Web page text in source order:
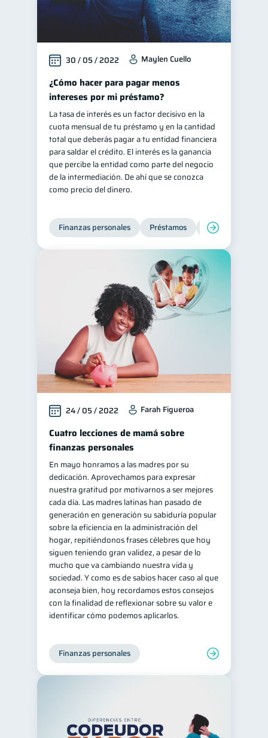
30 / 05 / 2022 Maylen Cuello
¿Cómo hacer para pagar menos
intereses por mi préstamo?
La tasa de interés es un factor decisivo en la
cuota mensual de tu préstamo y en la cantidad
total que deberás pagar a tu entidad financiera
para saldar el crédito. El interés es la ganancia
que percibe la entidad como parte del negocio
de la intermediación. De ahí que se conozca
como precio del dinero.
Finanzas personales Préstamos Productos
24 / 05 / 2022 Farah Figueroa
Cuatro lecciones de mamá sobre
finanzas personales
En mayo honramos a las madres por su
dedicación. Aprovechamos para expresar
nuestra gratitud por motivarnos a ser mejores
cada día. Las madres latinas han pasado de
generación en generación su sabiduría popular
sobre la eficiencia en la administración del
hogar, repitiéndonos frases célebres que hoy
siguen teniendo gran validez, a pesar de lo
mucho que va cambiando nuestra vida y
sociedad. Y como es de sabios hacer caso al que
aconseja bien, hoy recordamos estos consejos
con la finalidad de reflexionar sobre su valor e
identificar cómo podemos aplicarlos.
Finanzas personales